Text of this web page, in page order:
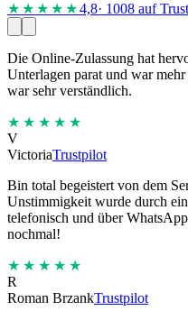
★★★★ ★4,8· 1008 auf
Die Online-Zulassung hat
Unterlagen parat und war
war sehr verständlich.
★★★★★
V
VictoriaTrustpilot
Bin total begeistert von dem
Unstimmigkeit wurde durch
telefonisch und über
nochmal!
★★★★★
R
Roman BrzankTrustpilot